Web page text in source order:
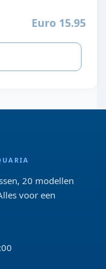
Euro 15.95
20 modellen
voor een